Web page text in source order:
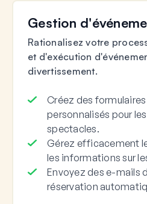
Gestion
Rationalisez votre
et d'exécution
divertissement.
Créez des
personnalisés pour
spectacles.
Gérez efficacement
les informations sur
Envoyez des e-mails
réservation